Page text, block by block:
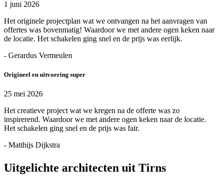
1 juni 2026
Het originele projectplan wat we ontvangen na het aanvragen van
offertes was bovenmatig! Waardoor we met andere ogen keken naar
de locatie. Het schakelen ging snel en de prijs was eerlijk.
- Gerardus Vermeulen
Origineel en uitvoering super
25 mei 2026
Het creatieve project wat we kregen na de offerte was zo
inspirerend. Waardoor we met andere ogen keken naar de locatie.
Het schakelen ging snel en de prijs was fair.
- Matthijs Dijkstra
Uitgelichte architecten uit Tirns